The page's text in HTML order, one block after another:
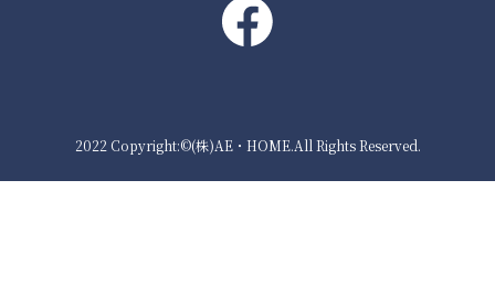
2022 Copyright:©(株)AE・HOME.All Rights Reserved.